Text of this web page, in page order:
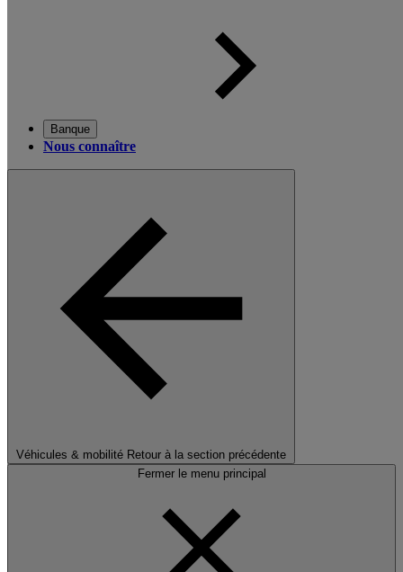
Banque
Nous connaître
Véhicules & mobilité Retour à la section précédente
Fermer le menu principal